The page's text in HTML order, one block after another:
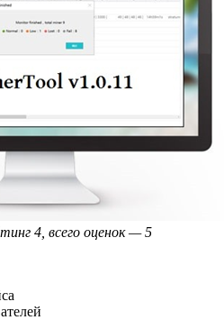
4, всего оценок — 5